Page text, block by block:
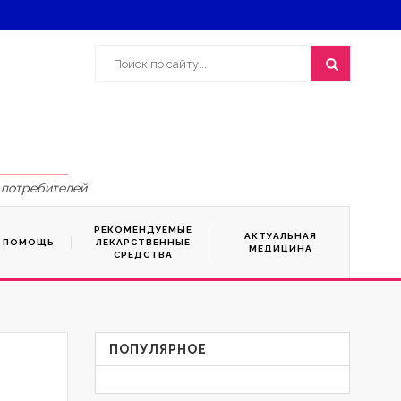
ПОМОЩЬ
РЕКОМЕНДУЕМЫЕ
ЛЕКАРСТВЕННЫЕ
СРЕДСТВА
АКТУАЛЬНАЯ
МЕДИЦИНА
ПОПУЛЯРНОЕ